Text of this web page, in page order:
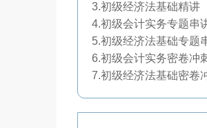
3.初级经济法基础精讲
4.初级会计实务专题串
5.初级经济法基础专题
6.初级会计实务密卷冲
7.初级经济法基础密卷